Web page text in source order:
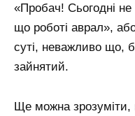
«Пробач! Сьогодні
що роботі аврал»,
суті, неважливо що,
зайнятий.
Ще можна зрозуміти,